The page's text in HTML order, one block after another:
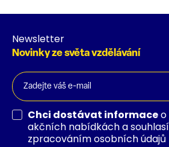
Newsletter
Novinky ze světa vzdělávání
Chci dostávat informaceo
akčních nabídkách a
zpracováním osobních